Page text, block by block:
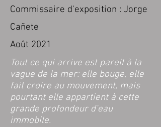
Commissaire d'exposition : Jorge
Cañete
Août 2021
Tout ce qui arrive est pareil à la
vague de la mer: elle bouge, elle
fait croire au mouvement, mais
pourtant elle appartient à cette
grande profondeur d'eau
immobile.